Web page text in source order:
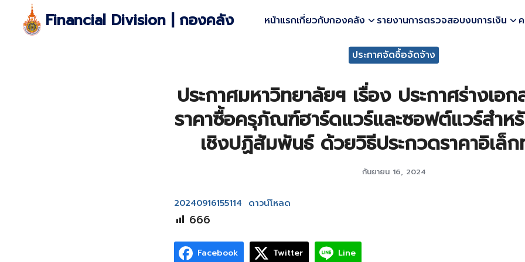
content
Financial Division | กองคลัง หน้าแรกเกี่ยวกับกองคลัง รายงานการตรวจสอบงบการเงิน
ประกาศจัดซื้อจัดจ้าง
ประกาศมหาวิทยาลัยฯ เรื่อง ประกาศร่างเอ
ราคาซื้อครุภัณฑ์ฮาร์ดแวร์และซอฟต์แวร์สำ
เชิงปฏิสัมพันธ์ ด้วยวิธีประกวดราคาอิเล็
กันยายน 16, 2024
20240916155114 ดาวน์โหลด
666
Facebook Twitter Line